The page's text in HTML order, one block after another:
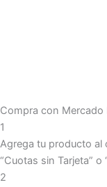
Compra con Mercado
1
Agrega tu producto al
“Cuotas sin Tarjeta” o
2